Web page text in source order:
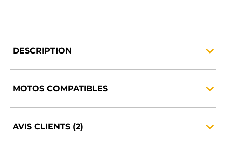
DESCRIPTION
MOTOS COMPATIBLES
AVIS CLIENTS (2)